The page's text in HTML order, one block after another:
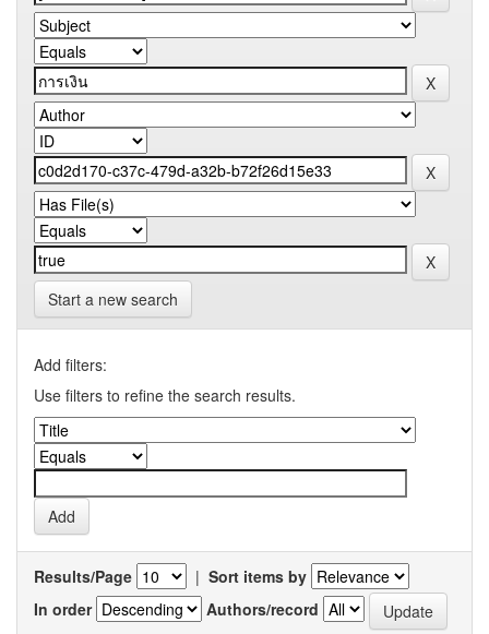
Start a new search
Add filters:
Use filters to refine the search results.
Results/Page | Sort items by
In order
Authors/record